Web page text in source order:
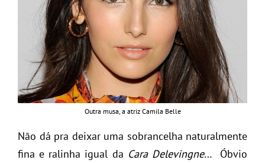
Outra musa, a atriz Camila Belle
Não dá pra deixar uma sobrancelha naturalmente
fina e ralinha igual da Cara Delevingne… Óbvio